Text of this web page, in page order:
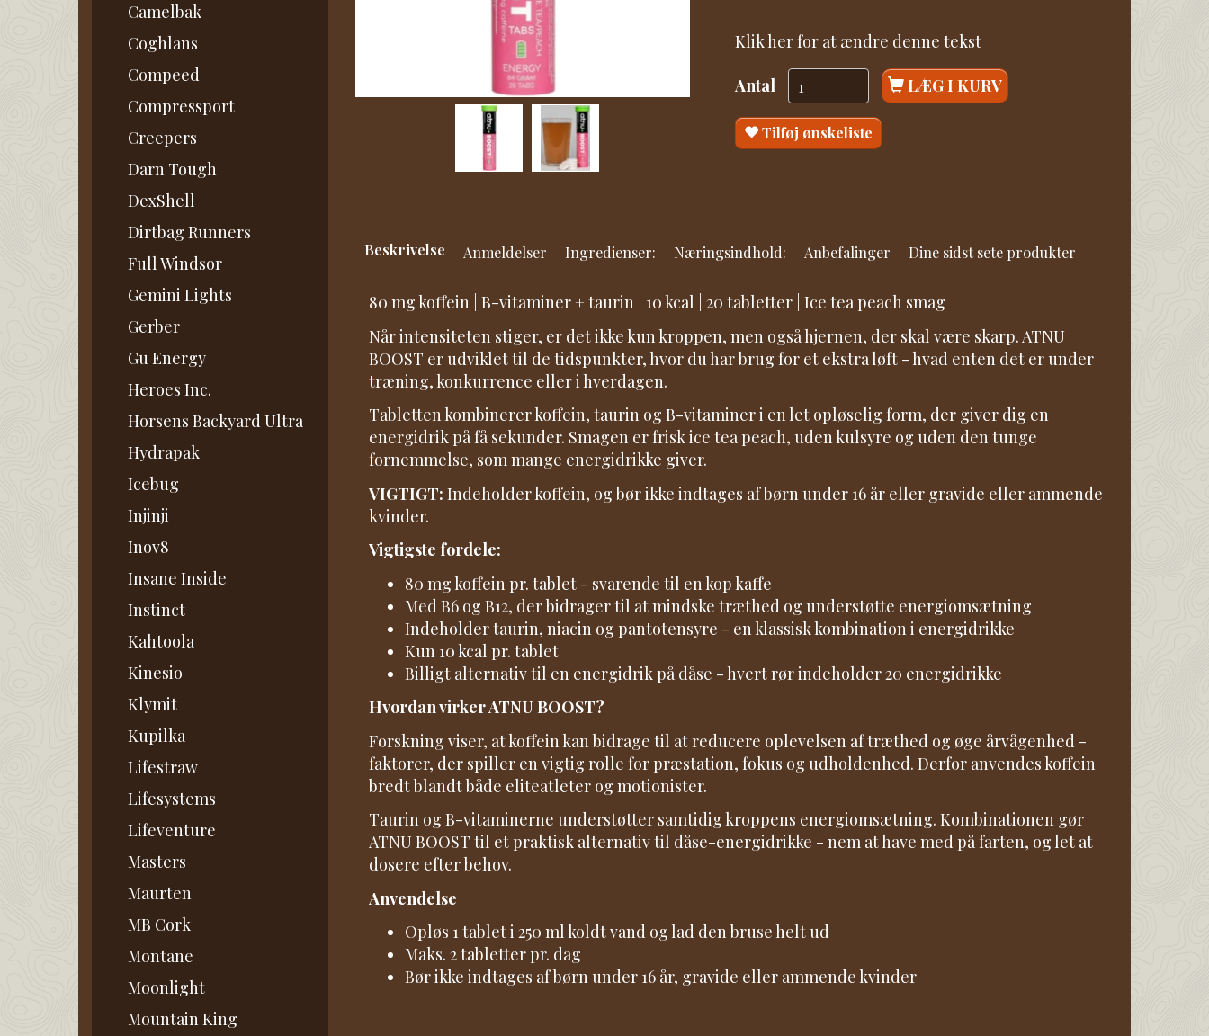
Camelbak
Coghlans
Compeed
Compressport
Creepers
Darn Tough
DexShell
Dirtbag Runners
Full Windsor
Gemini Lights
Gerber
Gu Energy
Heroes Inc.
Horsens Backyard Ultra
Hydrapak
Icebug
Injinji
Inov8
Insane Inside
Instinct
Kahtoola
Kinesio
Klymit
Kupilka
Lifestraw
Lifesystems
Lifeventure
Masters
Maurten
MB Cork
Montane
Moonlight
Mountain King
Klik her for at ændre denne tekst
Antal LÆG I KURV
Tilføj ønskeliste
Beskrivelse Anmeldelser Ingredienser: Næringsindhold: Anbefalinger Dine sidst sete produkter
80 mg koffein | B-vitaminer + taurin | 10 kcal | 20 tabletter | Ice tea peach smag
Når intensiteten stiger, er det ikke kun kroppen, men også hjernen, der skal være skarp. ATNU
BOOST er udviklet til de tidspunkter, hvor du har brug for et ekstra løft - hvad enten det er under
træning, konkurrence eller i hverdagen.
Tabletten kombinerer koffein, taurin og B-vitaminer i en let opløselig form, der giver dig en
energidrik på få sekunder. Smagen er frisk ice tea peach, uden kulsyre og uden den tunge
fornemmelse, som mange energidrikke giver.
VIGTIGT: Indeholder koffein, og bør ikke indtages af børn under 16 år eller gravide eller ammende
kvinder.
Vigtigste fordele:
80 mg koffein pr. tablet - svarende til en kop kaffe
Med B6 og B12, der bidrager til at mindske træthed og understøtte energiomsætning
Indeholder taurin, niacin og pantotensyre - en klassisk kombination i energidrikke
Kun 10 kcal pr. tablet
Billigt alternativ til en energidrik på dåse - hvert rør indeholder 20 energidrikke
Hvordan virker ATNU BOOST?
Forskning viser, at koffein kan bidrage til at reducere oplevelsen af træthed og øge årvågenhed -
faktorer, der spiller en vigtig rolle for præstation, fokus og udholdenhed. Derfor anvendes koffein
bredt blandt både eliteatleter og motionister.
Taurin og B-vitaminerne understøtter samtidig kroppens energiomsætning. Kombinationen gør
ATNU BOOST til et praktisk alternativ til dåse-energidrikke - nem at have med på farten, og let at
dosere efter behov.
Anvendelse
Opløs 1 tablet i 250 ml koldt vand og lad den bruse helt ud
Maks. 2 tabletter pr. dag
Bør ikke indtages af børn under 16 år, gravide eller ammende kvinder